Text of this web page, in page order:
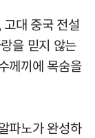
대 중국 전설
을 믿지 않는
께끼에 목숨을
파노가 완성하